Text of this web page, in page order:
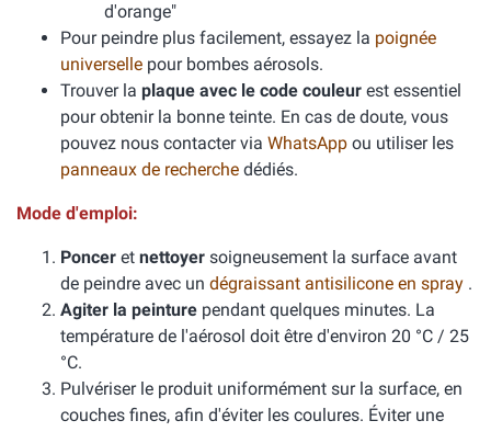
d'orange"
Pour peindre plus facilement, essayez la poignée
universelle pour bombes aérosols.
Trouver la plaque avec le code couleur est essentiel
pour obtenir la bonne teinte. En cas de doute, vous
pouvez nous contacter via WhatsApp ou utiliser les
panneaux de recherche dédiés.
Mode d'emploi:
Poncer et nettoyer soigneusement la surface avant
de peindre avec un dégraissant antisilicone en spray .
Agiter la peinture pendant quelques minutes. La
température de l'aérosol doit être d'environ 20 °C / 25
°C.
Pulvériser le produit uniformément sur la surface, en
couches fines, afin d'éviter les coulures. Éviter une